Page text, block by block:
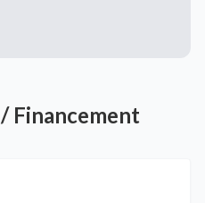
Financement